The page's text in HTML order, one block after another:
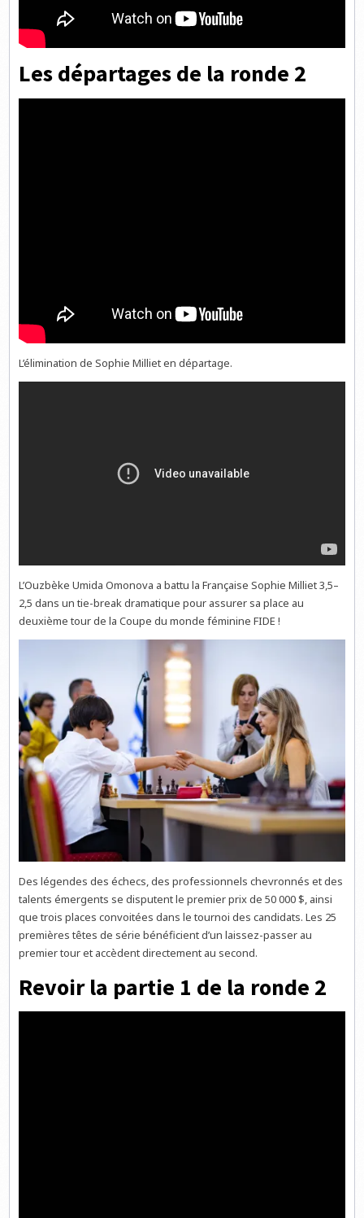
Les départages de la ronde 2
L’élimination de Sophie Milliet en départage.
L’Ouzbèke Umida Omonova a battu la Française Sophie Milliet 3,5–
2,5 dans un tie-break dramatique pour assurer sa place au
deuxième tour de la Coupe du monde féminine FIDE !
Des légendes des échecs, des professionnels chevronnés et des
talents émergents se disputent le premier prix de 50 000 $, ainsi
que trois places convoitées dans le tournoi des candidats. Les 25
premières têtes de série bénéficient d’un laissez-passer au
premier tour et accèdent directement au second.
Revoir la partie 1 de la ronde 2